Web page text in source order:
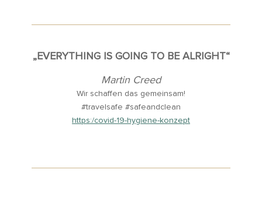
„EVERYTHING IS GOING TO BE ALRIGHT“
Martin Creed
Wir schaffen das gemeinsam!
#travelsafe #safeandclean
https:/covid-19-hygiene-konzept